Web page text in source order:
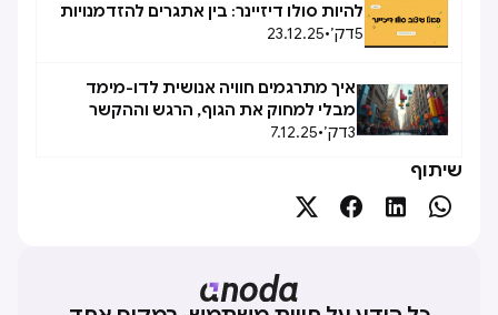
להיות סולו דיזיינר: בין אתגרים להזדמנויות
5דק׳•
23.12.25
איך מתרגמים חוויה אנושית לדו-מימד
מבלי למחוק את הגוף, הרגש וההקשר
המקורי שלה
3דק׳•
7.12.25
שיתוף



